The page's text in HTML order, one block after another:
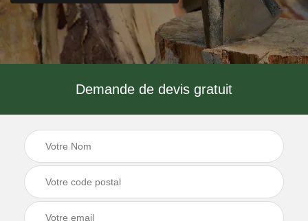
Demande de devis gratuit